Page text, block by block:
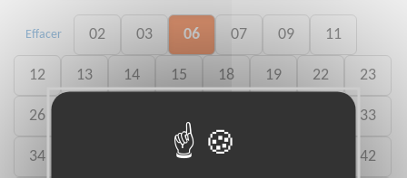
Effacer 02 03 06 07 09 11
12 13 14 15 18 19 22 23
26 33
34 37 38 42